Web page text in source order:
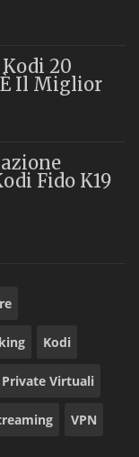
20
È Il Miglior
Fido K19
Kodi
Private Virtuali
VPN